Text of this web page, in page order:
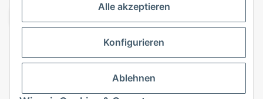
Vertrag widerrufen
Alle akzeptieren
Konfigurieren
Ablehnen